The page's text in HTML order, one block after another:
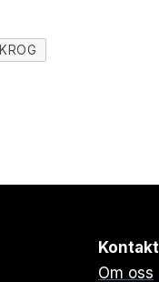
KROG
Kontakt
Om oss